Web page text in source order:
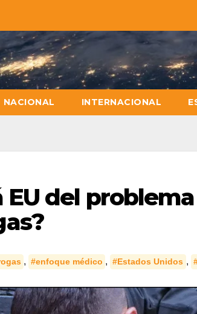
NACIONAL INTERNACIONAL
del
, #enfoque médico , #Estados Unidos ,